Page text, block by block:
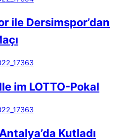
ile Dersimspor’dan
im LOTTO-Pokal
Kutladı